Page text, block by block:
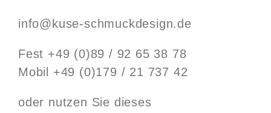
info@kuse-schmuckdesign.de
Fest +49 (0)89 / 92 65 38 78
Mobil +49 (0)179 / 21 737 42
oder nutzen Sie dieses